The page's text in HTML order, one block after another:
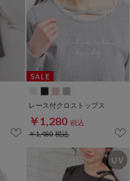
レース付クロストップス
￥1,280 税込
￥1,480税込